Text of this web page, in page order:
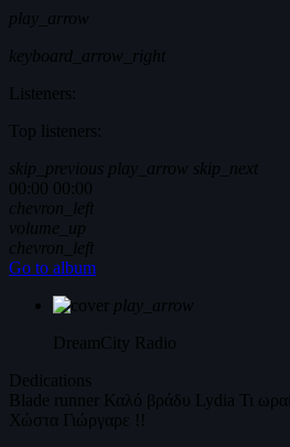
play_arrow
keyboard_arrow_right
Listeners:
Top listeners:
skip_previous play_arrow skip_next
00:00 00:00
chevron_left
volume_up
chevron_left
Go to album
play_arrow
DreamCity Radio
Dedications
Blade runner Καλό βράδυ Lydia Τι
Χώστα Γιώργαρε !!